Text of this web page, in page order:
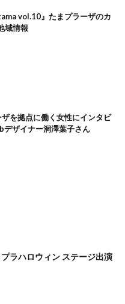
vol.10』たまプラーザのカ
域情報
を拠点に働く女性にインタビ
ザイナー洞澤葉子さん
ラハロウィン ステージ出演